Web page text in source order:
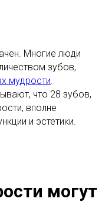
Многие люди
зубов,
мудрости.
что 28 зубов,
вполне
и эстетики.
могут